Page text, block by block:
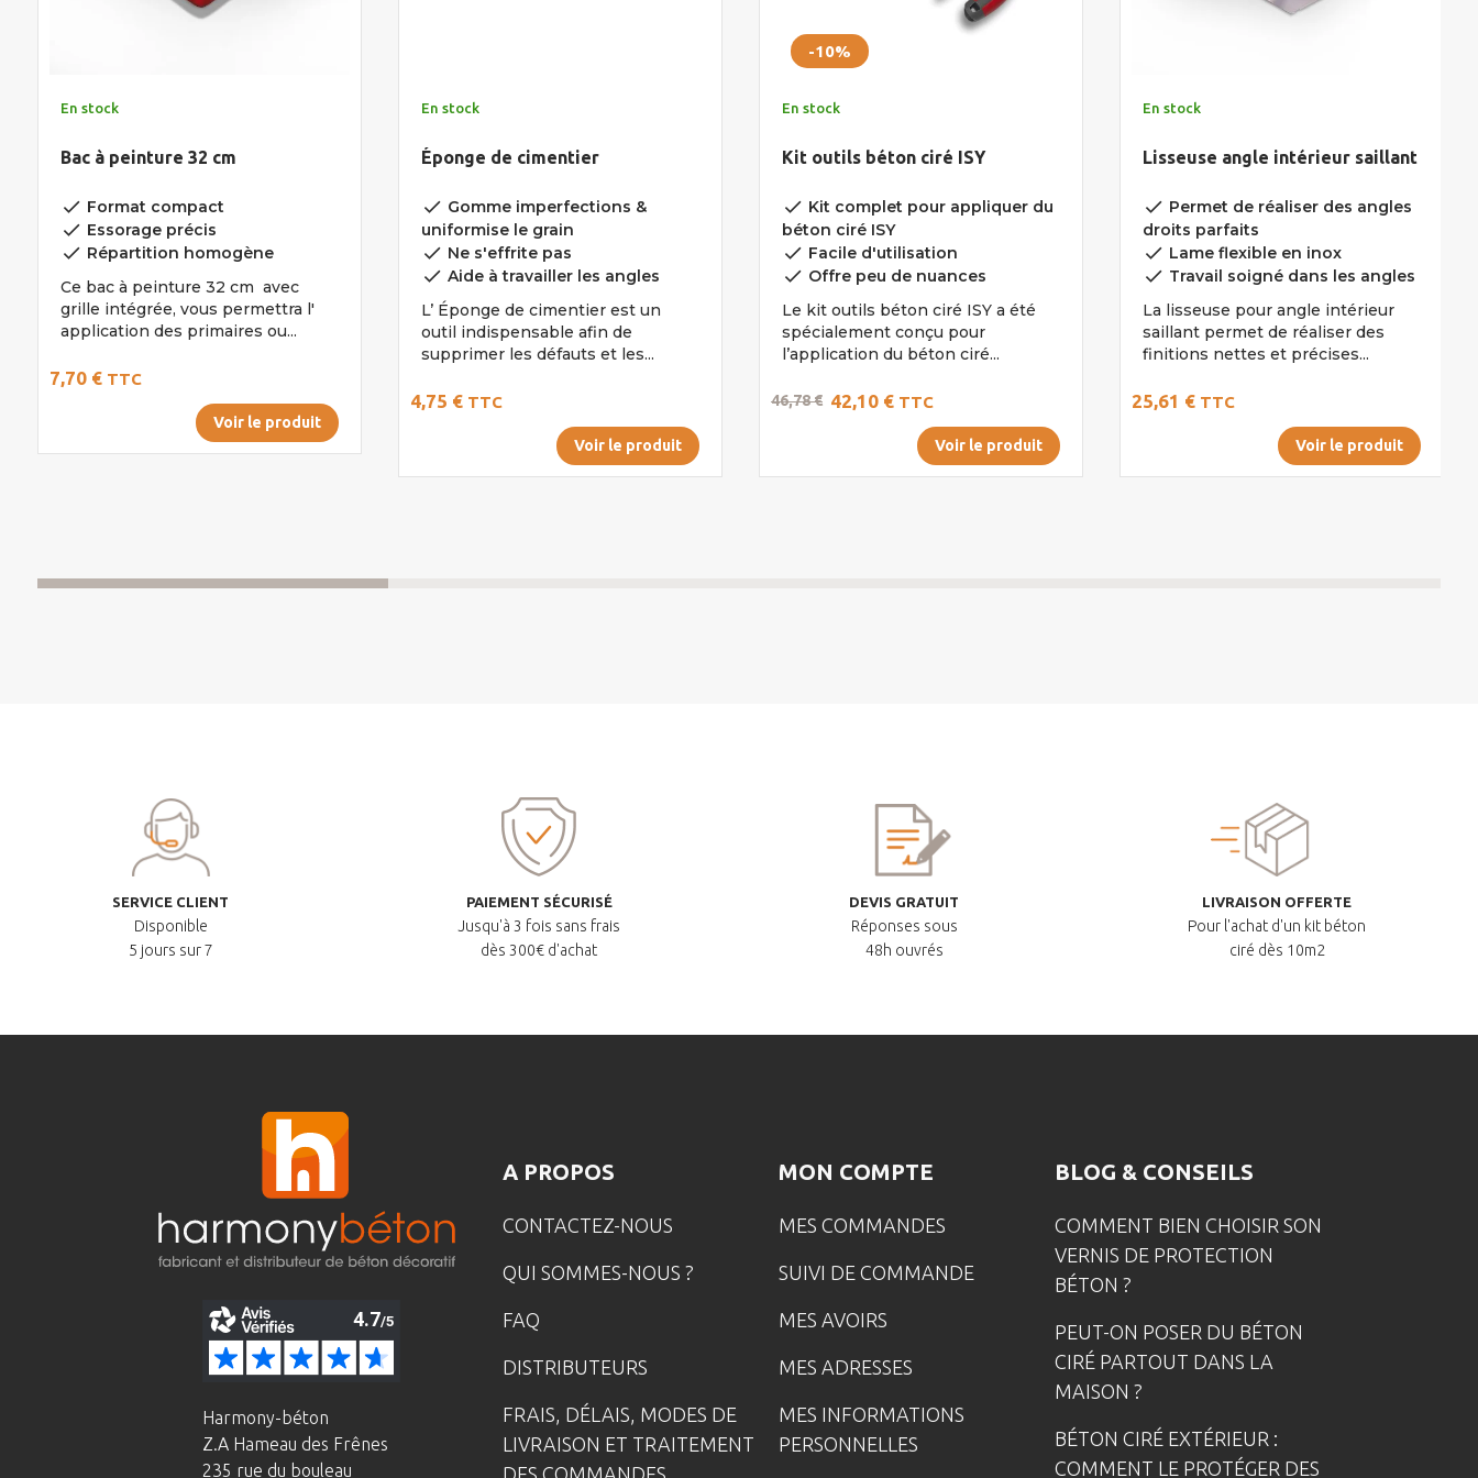
En stock
Bac à peinture 32 cm
done Format compact
done Essorage précis
done Répartition homogène
Ce bac à peinture 32 cm avec
grille intégrée, vous permettra l'
application des primaires ou...
7,70 € TTC
Voir le produit
En stock
Éponge de cimentier
done Gomme imperfections &
uniformise le grain
done Ne s'effrite pas
done Aide à travailler les angles
L’ Éponge de cimentier est un
outil indispensable afin de
supprimer les défauts et les...
4,75 € TTC
Voir le produit
-10%
En stock
Kit outils béton ciré ISY
done Kit complet pour appliquer du
béton ciré ISY
done Facile d'utilisation
done Offre peu de nuances
Le kit outils béton ciré ISY a été
spécialement conçu pour
l’application du béton ciré...
42,10 € TTC
46,78 €
Voir le produit
En stock
Lisseuse angle intérieur saillant
done Permet de réaliser des angles
droits parfaits
done Lame flexible en inox
done Travail soigné dans les angles
La lisseuse pour angle intérieur
saillant permet de réaliser des
finitions nettes et précises...
25,61 € TTC
Voir le produit
SERVICE CLIENT
Disponible
5 jours sur 7
PAIEMENT SÉCURISÉ
Jusqu'à 3 fois sans frais
dès 300€ d'achat
DEVIS GRATUIT
Réponses sous
48h ouvrés
LIVRAISON OFFERTE
Pour l'achat d'un kit béton
ciré dès 10m2
Harmony-béton
Z.A Hameau des Frênes
235 rue du bouleau
A PROPOS
CONTACTEZ-NOUS
QUI SOMMES-NOUS ?
FAQ
DISTRIBUTEURS
FRAIS, DÉLAIS, MODES DE
LIVRAISON ET TRAITEMENT
DES COMMANDES
MON COMPTE
MES COMMANDES
SUIVI DE COMMANDE
MES AVOIRS
MES ADRESSES
MES INFORMATIONS
PERSONNELLES
BLOG & CONSEILS
COMMENT BIEN CHOISIR SON
VERNIS DE PROTECTION
BÉTON ?
PEUT-ON POSER DU BÉTON
CIRÉ PARTOUT DANS LA
MAISON ?
BÉTON CIRÉ EXTÉRIEUR :
COMMENT LE PROTÉGER DES